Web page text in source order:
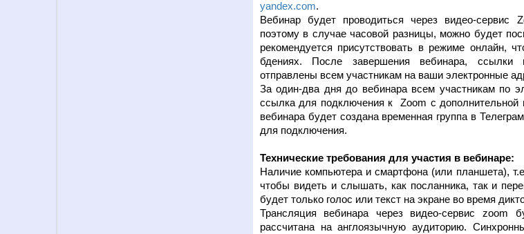
yandex.com.
Вебинар будет проводиться через видео-сервис
поэтому в случае часовой разницы, можно будет
рекомендуется присутствовать в режиме онлайн,
бдениях. После завершения вебинара, ссылки
отправлены всем участникам на ваши электронные
За один-два дня до вебинара всем участникам по
ссылка для подключения кZoom c дополнительной
вебинара будет создана временная группа в
для подключения.
Технические требования для участия в вебинаре:
Наличие компьютера и смартфона (или планшета),
чтобы видеть и слышать, как посланника, так и
будет только голос или текст на экране во время
Трансляция вебинара через видео-сервис zoom
рассчитана на англоязычную аудиторию.